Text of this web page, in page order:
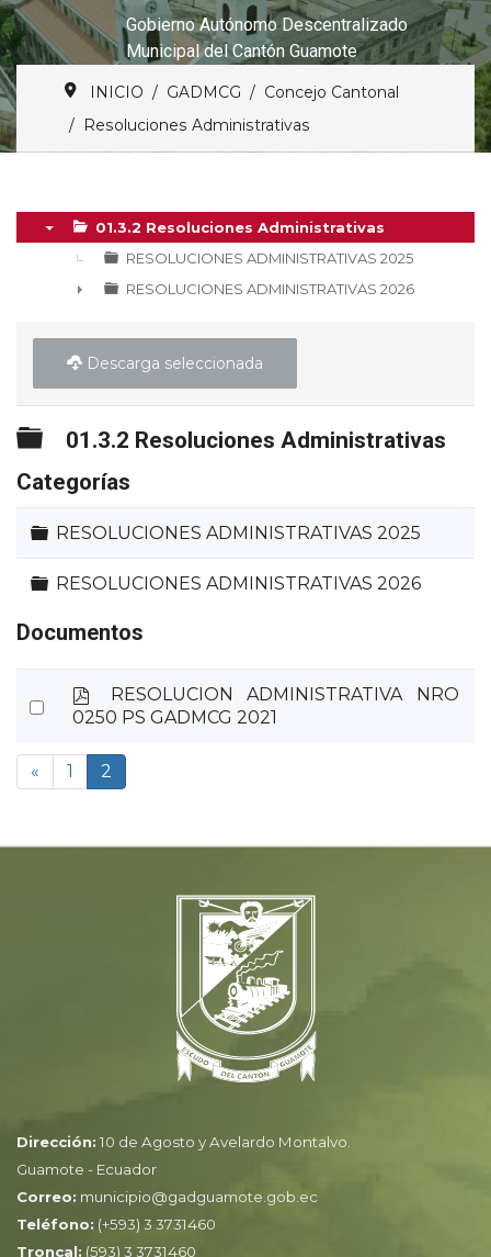
Gobierno Autónomo Descentralizado
Municipal del Cantón Guamote
INICIO GADMCG
Concejo Cantonal
Resoluciones Administrativas
01.3.2 Resoluciones Administrativas
RESOLUCIONES ADMINISTRATIVAS 2025
RESOLUCIONES ADMINISTRATIVAS 2026
Descarga seleccionada
Carpeta
01.3.2 Resoluciones Administrativas
Categorías
Carpeta
RESOLUCIONES ADMINISTRATIVAS 2025
Carpeta
RESOLUCIONES ADMINISTRATIVAS 2026
Documentos
Select
item
p
d
RESOLUCION ADMINISTRATIVA NRO
0250 PS GADMCG 2021
« 1 2
Dirección: 10 de Agosto y Avelardo Montalvo.
Guamote - Ecuador
Correo: municipio@gadguamote.gob.ec
Teléfono: (+593) 3 3731460
Troncal: (593) 3 3731460